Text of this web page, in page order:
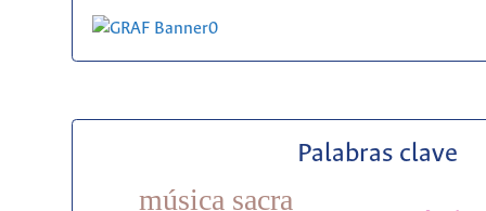
Palabras clave
música sacra